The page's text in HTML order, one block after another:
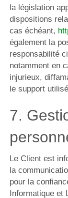
la législation
dispositions
cas échéant,
également la
responsabilité
notamment en
injurieux,
le support
7.
Le Client est
la
pour la
Informatique et